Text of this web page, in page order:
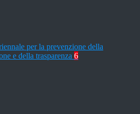
per la prevenzione della
e della trasparenza 6